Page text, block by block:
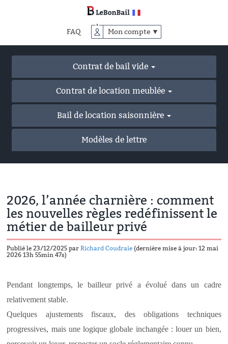
FAQ Mon compte ▼
Contrat de bail vide
Contrat de location meublée
Bail de location saisonnière
Modèles de lettre
2026, l’année charnière : comment
les nouvelles règles redéfinissent le
métier de bailleur privé
Publié le 23/12/2025 parRichard Coudraie (dernière mise à jour: 12 mai
2026 13h 55min 47s)
Pendant longtemps, le bailleur privé a évolué dans un cadre
relativement stable.
Quelques ajustements fiscaux, des obligations techniques
progressives, mais une logique globale inchangée : louer un bien,